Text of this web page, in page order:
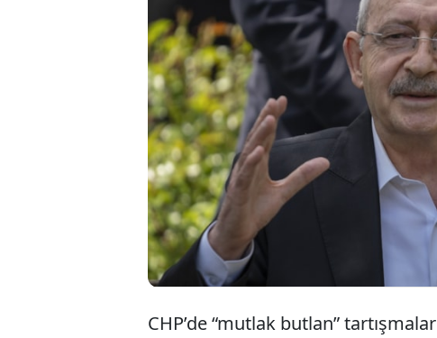
CHP’de Salı
“butlan
toplantıyı genel
krizi de
CHP’de “mutlak butlan”